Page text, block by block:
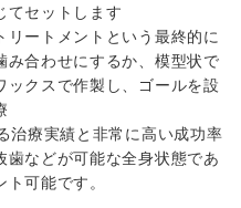
てセットします
ートメントという最終的に
み合わせにするか、模型状で
ックスで作製し、ゴールを設
治療実績と非常に高い成功率
などが可能な全身状態であ
可能です。